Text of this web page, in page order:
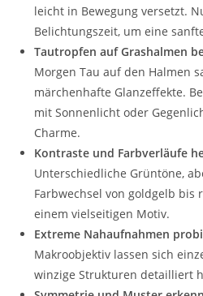
leicht in Bewegung versetzt.
Belichtungszeit, um eine
Tautropfen auf Grashalmen
Morgen Tau auf den Halmen
märchenhafte Glanzeffekte.
mit Sonnenlicht oder
Charme.
Kontraste und Farbverläufe
Unterschiedliche Grüntöne,
Farbwechsel von goldgelb bis
einem vielseitigen Motiv.
Extreme Nahaufnahmen
Makroobjektiv lassen sich
winzige Strukturen detailliert